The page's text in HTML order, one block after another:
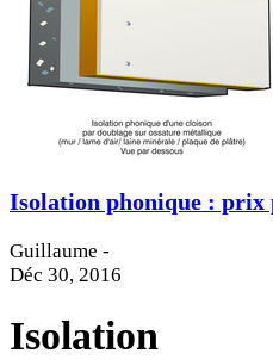
Isolation phonique : prix
Guillaume -
Déc 30, 2016
Isolation